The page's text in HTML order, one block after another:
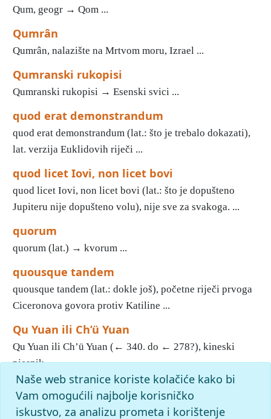
Qum, geogr → Qom ...
Qumrân
Qumrân, nalazište na Mrtvom moru, Izrael ...
Qumranski rukopisi
Qumranski rukopisi → Esenski svici ...
quod erat demonstrandum
quod erat demonstrandum (lat.: što je trebalo dokazati),
lat. verzija Euklidovih riječi ...
quod licet Iovi, non licet bovi
quod licet Iovi, non licet bovi (lat.: što je dopušteno
Jupiteru nije dopušteno volu), nije sve za svakoga. ...
quorum
quorum (lat.) → kvorum ...
quousque tandem
quousque tandem (lat.: dokle još), početne riječi prvoga
Ciceronova govora protiv Katiline ...
Qu Yuan ili Ch’ü Yuan
Qu Yuan ili Ch’ü Yuan (← 340. do ← 278?), kineski
pjesnik ...
1 2 3 4 5 6 7
slovoq: pronađenih odgovora: 70; vrijeme izvršavanja upita:
Naše web stranice koriste kolačiće kako bi
Vam omogućili najbolje korisničko
iskustvo, za analizu prometa i korištenje